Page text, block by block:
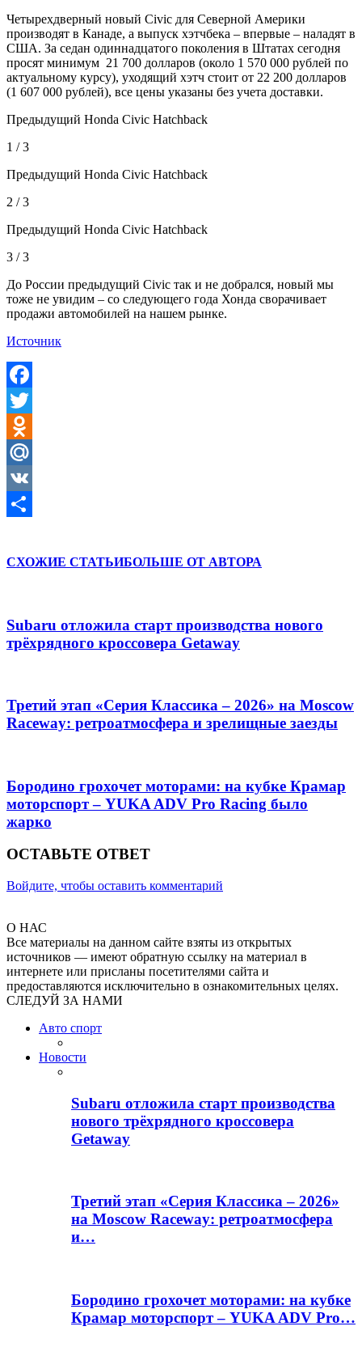
Четырехдверный новый Civic для Северной Америки
производят в Канаде, а выпуск хэтчбека – впервые – наладят в
США. За седан одиннадцатого поколения в Штатах сегодня
просят минимум 21 700 долларов (около 1 570 000 рублей по
актуальному курсу), уходящий хэтч стоит от 22 200 долларов
(1 607 000 рублей), все цены указаны без учета доставки.
Предыдущий Honda Civic Hatchback
1 / 3
Предыдущий Honda Civic Hatchback
2 / 3
Предыдущий Honda Civic Hatchback
3 / 3
До России предыдущий Civic так и не добрался, новый мы
тоже не увидим – со следующего года Хонда сворачивает
продажи автомобилей на нашем рынке.
Источник
Facebook
Twitter
Odnoklassniki
Mail.Ru
VK
СХОЖИЕ СТАТЬИБОЛЬШЕ ОТ АВТОРА
Subaru отложила старт производства нового
трёхрядного кроссовера Getaway
Третий этап «Серия Классика – 2026» на Moscow
Raceway: ретроатмосфера и зрелищные заезды
Бородино грохочет моторами: на кубке Крамар
моторспорт – YUKA ADV Pro Racing было
жарко
ОСТАВЬТЕ ОТВЕТ
Войдите, чтобы оставить комментарий
О НАС
Все материалы на данном сайте взяты из открытых
источников — имеют обратную ссылку на материал в
интернете или присланы посетителями сайта и
предоставляются исключительно в ознакомительных целях.
СЛЕДУЙ ЗА НАМИ
Авто спорт
Новости
Subaru отложила старт производства
нового трёхрядного кроссовера
Getaway
Третий этап «Серия Классика – 2026»
на Moscow Raceway: ретроатмосфера
и…
Бородино грохочет моторами: на кубке
Крамар моторспорт – YUKA ADV Pro…